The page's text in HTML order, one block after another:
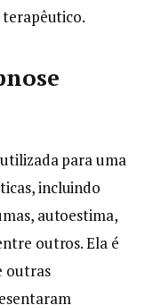
terapêutico.
para uma
incluindo
autoestima,
outros. Ela é
outras